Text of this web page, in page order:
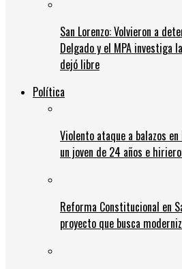
San Lorenzo: Volvieron a
Delgado y el MPA investiga
dejó libre
Política
Violento ataque a balazos
un joven de 24 años e
Reforma Constitucional en
proyecto que busca